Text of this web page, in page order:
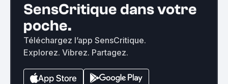
SensCritique dans votre
poche.
Téléchargez l’app SensCritique.
Explorez. Vibrez. Partagez.